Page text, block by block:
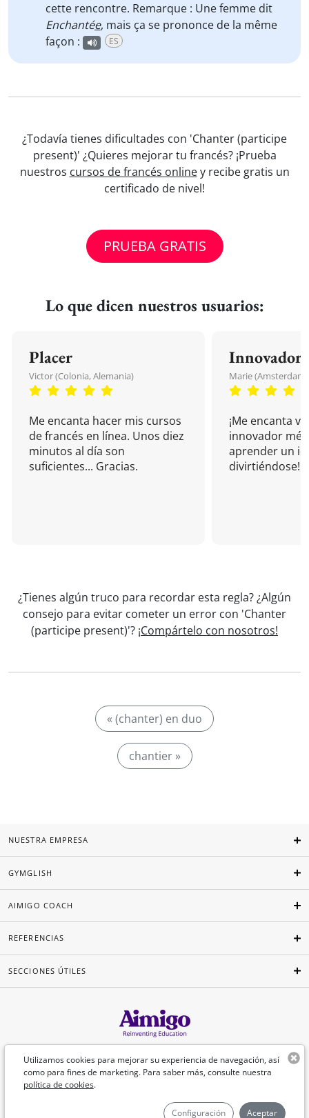
cette rencontre. Remarque : Une femme dit
Enchantée, mais ça se prononce de la même
façon :
ES
¿Todavía tienes dificultades con 'Chanter (participe
present)' ¿Quieres mejorar tu francés? ¡Prueba
nuestros cursos de francés onliney recibe gratis un
certificado de nivel!
PRUEBA GRATIS
Lo que dicen nuestros usuarios:
Placer
Victor (Colonia, Alemania)
Me encanta hacer mis cursos
de francés en línea. Unos diez
minutos al día son
suficientes... Gracias.
Innovador
Marie (Amsterdam,
¡Me encanta
innovador
aprender un
divirtiéndose!
¿Tienes algún truco para recordar esta regla? ¿Algún
consejo para evitar cometer un error con 'Chanter
(participe present)'? ¡Compártelo con nosotros!
« (chanter) en duo
chantier »
Utilizamos cookies para mejorar su experiencia de navegación, así
como para fines de marketing. Para saber más, consulte nuestra
política de cookies.
Configuración Aceptar
NUESTRA EMPRESA
GYMGLISH
AIMIGO COACH
REFERENCIAS
SECCIONES ÚTILES
Español